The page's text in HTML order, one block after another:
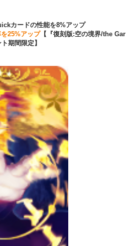
カードの性能を8%アップ
を25%アップ【『復刻版:空の境界/the Gar
期間限定】